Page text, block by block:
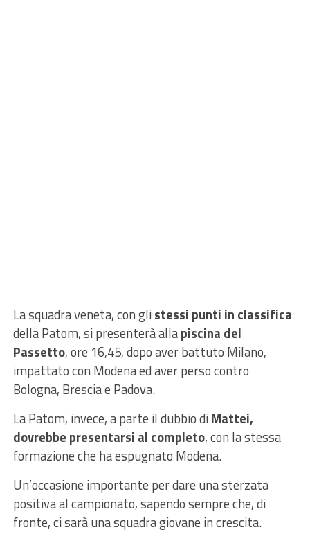
La squadra veneta, con glistessi punti in classifica
della Patom, si presenterà allapiscina del
Passetto, ore 16,45, dopo aver battuto Milano,
impattato con Modena ed aver perso contro
Bologna, Brescia e Padova.
La Patom, invece, a parte il dubbio diMattei,
dovrebbe presentarsi al completo, con la stessa
formazione che ha espugnato Modena.
Un’occasione importante per dare una sterzata
positiva al campionato, sapendo sempre che, di
fronte, ci sarà una squadra giovane in crescita.